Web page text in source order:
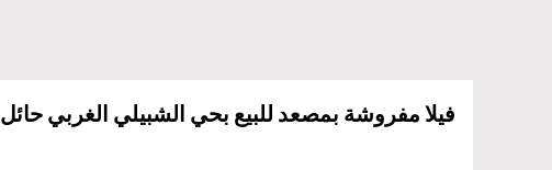
فيلا مفروشة بمصعد للبيع بحي الشبيلي الغربي حائل